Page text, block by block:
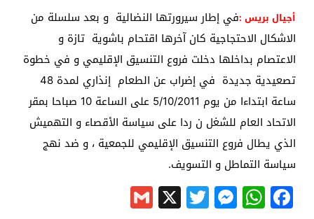
أجيال بريس :في إطار سيرورتها النضالية و بعد سلسلة من
الاشكال الاحتجاجية كان آخرها اقتحام باشوية تازة و
الاعتصام بداخلها دخلت فروع التنسيق الإقليمي و في خطوة
تصعيدية جديدة في إضراب عن الطعام إنذاري لمدة 48
ساعة ابتداءا من يوم 5/10/2011 على الساعة 10 صباحا بمقر
الاتحاد العام للشغل ن ردا على سياسة الأقصاء و التهميش
الذي يطال فروع التنسيق الإقليمي للجمعية ، و ضد نهج
سياسة التماطل و التسويف.
Facebook
WhatsApp
Messenger
Twitter
X